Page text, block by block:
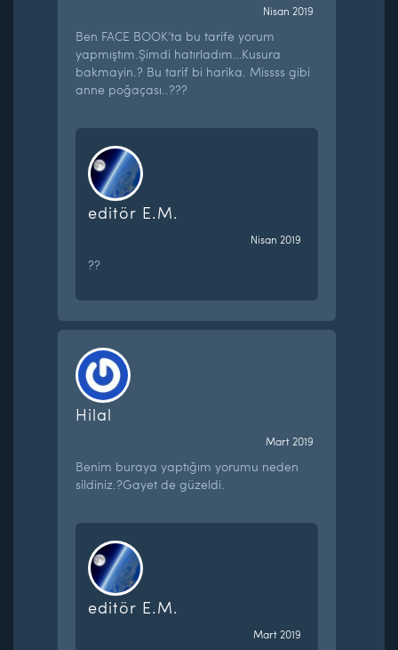
Nisan 2019
Ben FACE BOOK’ta bu tarife yorum
yapmıştım.Şimdi hatırladım…Kusura
bakmayin.? Bu tarif bi harika. Missss gibi
anne poğaçası..???
editör E.M.
Nisan 2019
??
Hilal
Mart 2019
Benim buraya yaptığım yorumu neden
sildiniz.?Gayet de güzeldi.
editör E.M.
Mart 2019